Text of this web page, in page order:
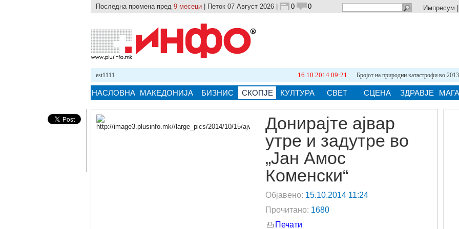
Последна промена пред 9 месеци | Петок 07 Август 2026 | 0 0 Импресум
16.10.2014 09:21 Бројот на природни катастрофи во 2013 е...
НАСЛОВНА МАКЕДОНИЈА БИЗНИС СКОПЈЕ КУЛТУРА СВЕТ СЦЕНА ЗДРАВЈЕ
Донирајте ајвар
утре и задутре во
„Јан Амос
Коменски“
Објавено: 15.10.2014 11:24
Прочитано: 1680
Печати